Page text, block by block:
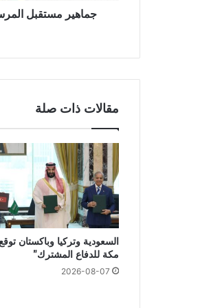
جماهير مستقبل
مقالات ذات صلة
السعودية وتركيا وباكستان
مكة للدفاع المشترك”
2026-08-07